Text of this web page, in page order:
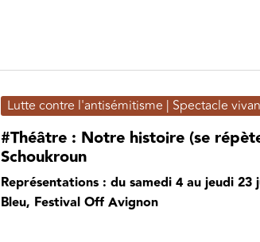
Lutte contre l'antisémitisme | Spectacle
#Théâtre : Notre histoire (se
Schoukroun
Représentations : du samedi 4 au jeudi
Bleu, Festival Off Avignon